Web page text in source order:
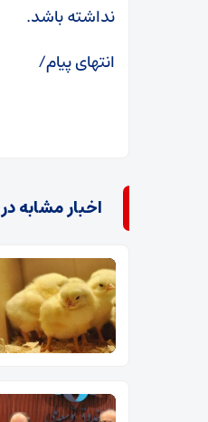
نداشته باشد.
انتهای پیام/
اخبار مشابه